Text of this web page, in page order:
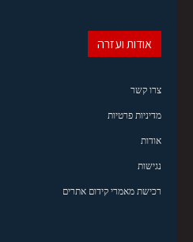
אודות ועזרה
צרו קשר
מדיניות פרטיות
אודות
נגישות
רכישת מאמרי קידום אתרים